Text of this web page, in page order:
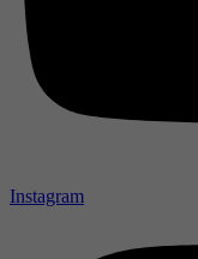
Instagram